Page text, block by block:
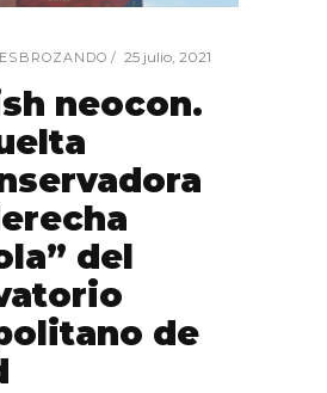
25 julio, 2021
neocon.
del
de